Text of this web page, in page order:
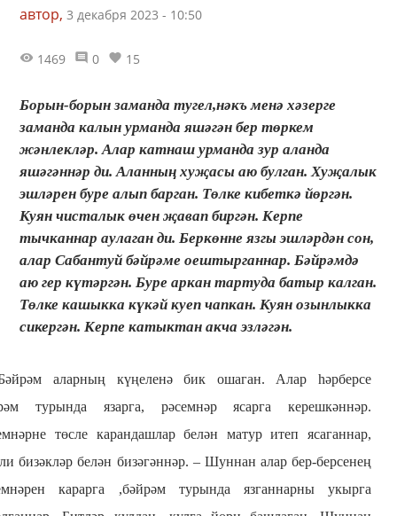
автор, 3 декабря 2023 - 10:50
1469 0 15
Борын-борын заманда тугел,нәкъ менә хәзерге
заманда калын урманда яшәгән бер төркем
жәнлекләр. Алар катнаш урманда зур аланда
яшәгәннәр ди. Аланның хуҗасы аю булган. Хуҗалык
эшләрен буре алып барган. Төлке кибеткә йөргән.
Куян чисталык өчен җавап биргән. Керпе
тычканнар аулаган ди. Беркөнне язгы эшләрдән сон,
алар Сабантуй бәйрәме оештырганнар. Бәйрәмдә
аю гер күтәргән. Буре аркан тартуда батыр калган.
Төлке кашыкка күкәй куеп чапкан. Куян озынлыкка
сикергән. Керпе катыктан акча эзләгән.
аларның күңеленә бик ошаган. Алар hәрберсе
турында язарга, рәсемнәр ясарга керешкәннәр.
төсле карандашлар белән матур итеп ясаганнар,
бизәкләр белән бизәгәннәр. – Шуннан алар бер-берсенең
карарга ,бәйрәм турында язганнарны укырга